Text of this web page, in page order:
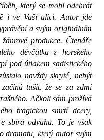
který se mohl odehrát
i ve Vaší ulici. Autor jde
a svým originálním
produkce. Čtenáře
děvčátka z horského
pod útlakem sadistického
navždy skryté, nebýt
tušit, že se za zdmi
Ačkoli sám prožívá
tragickou smrtí dcery,
sbírá odvahu. To je však
dramatu, který autor svým